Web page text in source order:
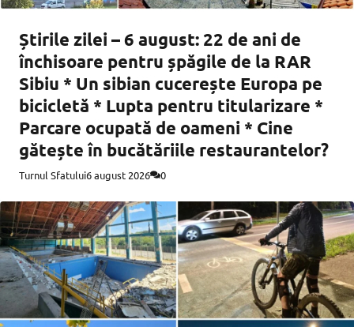
Știrile zilei – 6 august: 22 de ani de
închisoare pentru șpăgile de la RAR
Sibiu * Un sibian cucerește Europa pe
bicicletă * Lupta pentru titularizare *
Parcare ocupată de oameni * Cine
gătește în bucătăriile restaurantelor?
Turnul Sfatului6 august 2026 0